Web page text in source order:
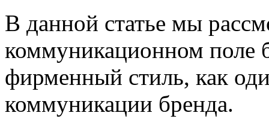
В данной статье мы
коммуникационном поле
фирменный стиль, как
коммуникации бренда.